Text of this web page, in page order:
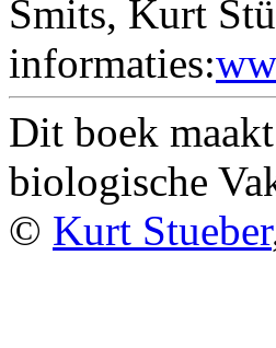
Smits, Kurt
informaties:
Dit boek
biologische
© Kurt Stueber